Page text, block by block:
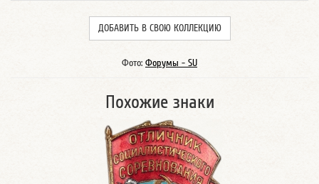
ДОБАВИТЬ В СВОЮ КОЛЛЕКЦИЮ
Фото: Форумы - SU
Похожие знаки